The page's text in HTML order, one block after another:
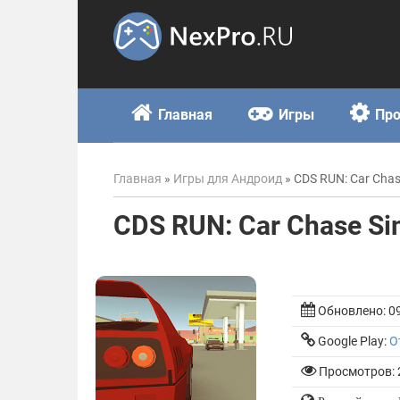
Главная Игры
Главная » Игры для Андроид » CDS RUN: Car
CDS RUN: Car Chase
Обновлено:
Google Play:
Просмотров: